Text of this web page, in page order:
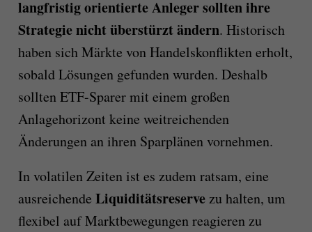
langfristig orientierte Anleger sollten ihre
Strategie nicht überstürzt ändern. Historisch
haben sich Märkte von Handelskonflikten erholt,
sobald Lösungen gefunden wurden.​ Deshalb
sollten ETF-Sparer mit einem großen
Anlagehorizont keine weitreichenden
Änderungen an ihren Sparplänen vornehmen.
In volatilen Zeiten ist es zudem ratsam, eine
ausreichende Liquiditätsreservezu halten, um
flexibel auf Marktbewegungen reagieren zu